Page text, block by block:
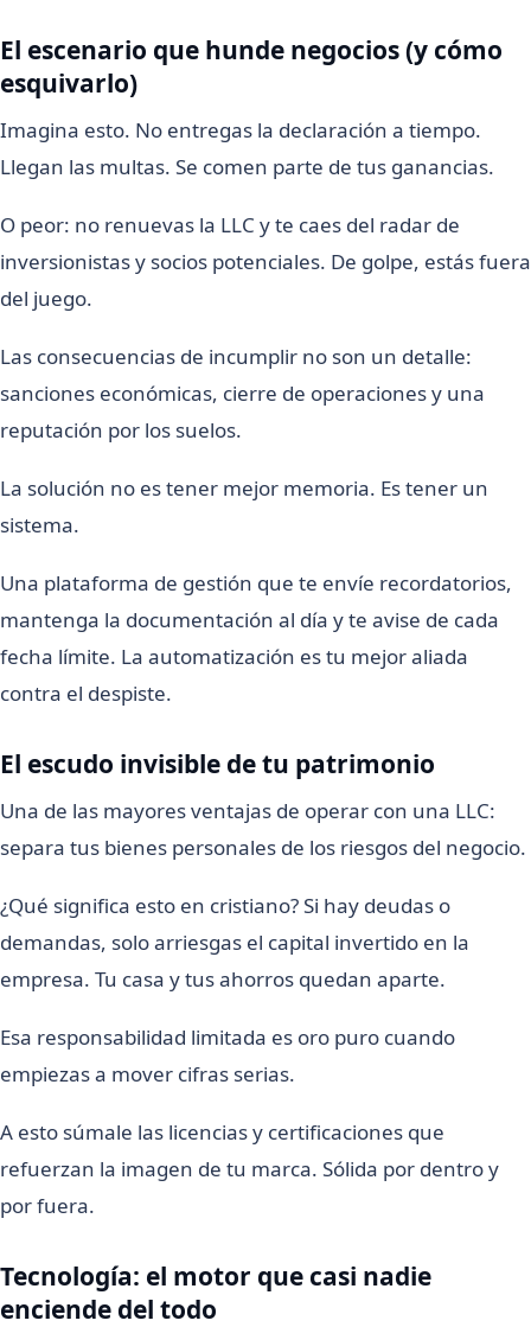
El escenario que hunde negocios (y cómo
esquivarlo)
Imagina esto. No entregas la declaración a tiempo.
Llegan las multas. Se comen parte de tus ganancias.
O peor: no renuevas la LLC y te caes del radar de
inversionistas y socios potenciales. De golpe, estás fuera
del juego.
Las consecuencias de incumplir no son un detalle:
sanciones económicas, cierre de operaciones y una
reputación por los suelos.
La solución no es tener mejor memoria. Es tener un
sistema.
Una plataforma de gestión que te envíe recordatorios,
mantenga la documentación al día y te avise de cada
fecha límite. La automatización es tu mejor aliada
contra el despiste.
El escudo invisible de tu patrimonio
Una de las mayores ventajas de operar con una LLC:
separa tus bienes personales de los riesgos del negocio.
¿Qué significa esto en cristiano? Si hay deudas o
demandas, solo arriesgas el capital invertido en la
empresa. Tu casa y tus ahorros quedan aparte.
Esa responsabilidad limitada es oro puro cuando
empiezas a mover cifras serias.
A esto súmale las licencias y certificaciones que
refuerzan la imagen de tu marca. Sólida por dentro y
por fuera.
Tecnología: el motor que casi nadie
enciende del todo